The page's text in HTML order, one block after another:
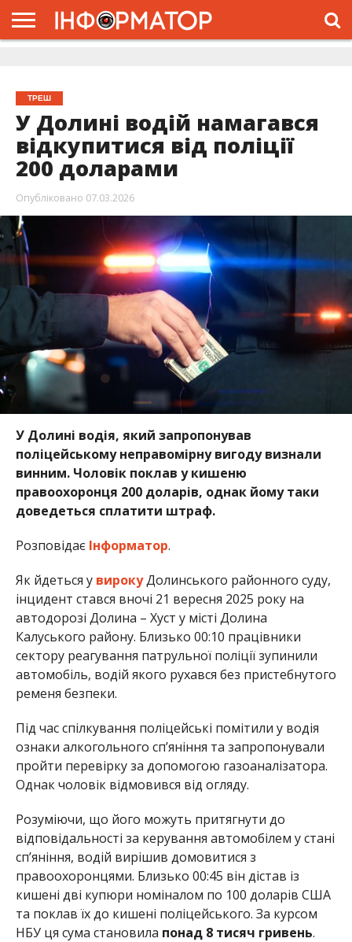
ТРЕШ
У Долині водій намагався
відкупитися від поліції
200 доларами
Опубліковано 07.03.2026
У Долині водія, який запропонував
поліцейському неправомірну вигоду визнали
винним. Чоловік поклав у кишеню
правоохоронця 200 доларів, однак йому таки
доведеться сплатити штраф.
Розповідає Інформатор.
Як йдеться у вирокуДолинського районного суду,
інцидент стався вночі 21 вересня 2025 року на
автодорозі Долина – Хуст у місті Долина
Калуського району. Близько 00:10 працівники
сектору реагування патрульної поліції зупинили
автомобіль, водій якого рухався без пристебнутого
ременя безпеки.
Під час спілкування поліцейські помітили у водія
ознаки алкогольного сп’яніння та запропонували
пройти перевірку за допомогою газоаналізатора.
Однак чоловік відмовився від огляду.
Розуміючи, що його можуть притягнути до
відповідальності за керування автомобілем у стані
сп’яніння, водій вирішив домовитися з
правоохоронцями. Близько 00:45 він дістав із
кишені дві купюри номіналом по 100 доларів США
та поклав їх до кишені поліцейського. За курсом
НБУ ця сума становила понад 8 тисяч гривень.